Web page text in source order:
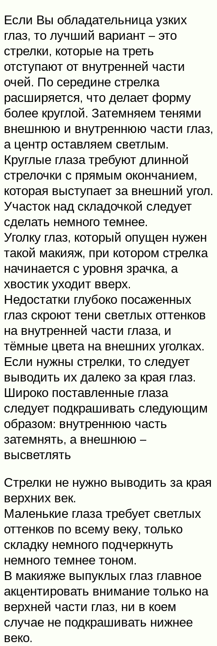
Если Вы обладательница узких
глаз, то лучший вариант – это
стрелки, которые на треть
отступают от внутренней части
очей. По середине стрелка
расширяется, что делает форму
более круглой. Затемняем тенями
внешнюю и внутреннюю части глаз,
а центр оставляем светлым.
Круглые глаза требуют длинной
стрелочки с прямым окончанием,
которая выступает за внешний угол.
Участок над складочкой следует
сделать немного темнее.
Уголку глаз, который опущен нужен
такой макияж, при котором стрелка
начинается с уровня зрачка, а
хвостик уходит вверх.
Недостатки глубоко посаженных
глаз скроют тени светлых оттенков
на внутренней части глаза, и
тёмные цвета на внешних уголках.
Если нужны стрелки, то следует
выводить их далеко за края глаз.
Широко поставленные глаза
следует подкрашивать следующим
образом: внутреннюю часть
затемнять, а внешнюю –
высветлять
Стрелки не нужно выводить за края
верхних век.
Маленькие глаза требует светлых
оттенков по всему веку, только
складку немного подчеркнуть
немного темнее тоном.
В макияже выпуклых глаз главное
акцентировать внимание только на
верхней части глаз, ни в коем
случае не подкрашивать нижнее
веко.